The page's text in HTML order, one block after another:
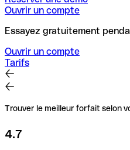
Ouvrir un compte
Essayez gratuitement
Ouvrir un compte
Tarifs
Trouver le meilleur forfait selon
4.7